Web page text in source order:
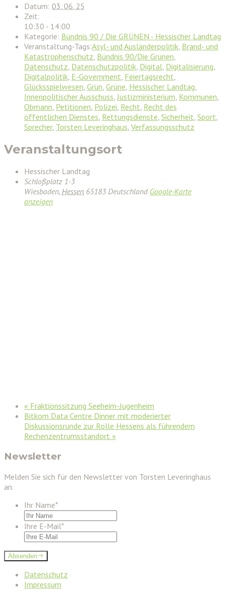
Datum: 03. 06. 25
Zeit:
10:30 - 14:00
Kategorie: Bündnis 90 / Die GRÜNEN - Hessischer Landtag
Veranstaltung-Tags:Asyl- und Ausländerpolitik Brand- und
Katastrophenschutz Bündnis 90/Die Grünen
Datenschutz Datenschutzpolitik Digital Digitalisierung
Digitalpolitik E-Government Feiertagsrecht
Glücksspielwesen Grün Grüne Hessischer Landtag
Innenpolitischer Ausschuss Justizministerium Kommunen
Obmann Petitionen Polizei Recht Recht des
öffentlichen Dienstes Rettungsdienste Sicherheit Sport
Sprecher, Torsten Leveringhaus Verfassungsschutz
Veranstaltungsort
Hessischer Landtag
Schloßplatz 1-3
Wiesbaden, Hessen 65183 Deutschland Google-Karte
anzeigen
« Fraktionssitzung Seeheim-Jugenheim
Bitkom Data Centre Dinner mit moderierter
Diskussionsrunde zur Rolle Hessens als führendem
Rechenzentrumsstandort »
Newsletter
Melden Sie sich für den Newsletter von Torsten Leveringhaus
an.
Ihr Name*
Ihre E-Mail*
Absenden
Datenschutz
Impressum